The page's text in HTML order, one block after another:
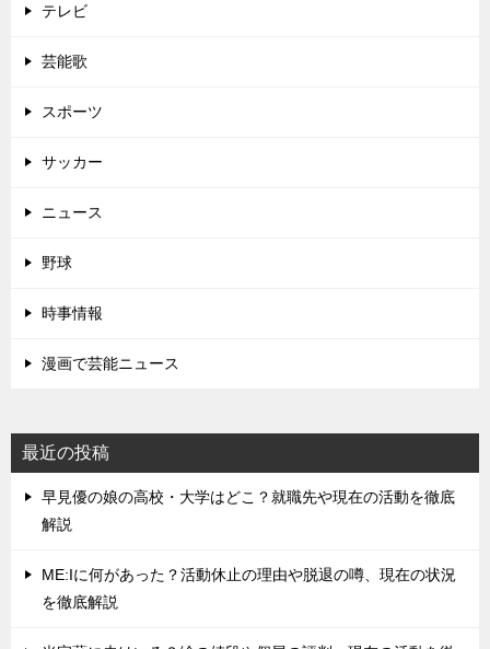
テレビ
芸能歌
スポーツ
サッカー
ニュース
野球
時事情報
漫画で芸能ニュース
最近の投稿
早見優の娘の高校・大学はどこ？就職先や現在の活動を徹底
解説
ME:Iに何があった？活動休止の理由や脱退の噂、現在の状況
を徹底解説